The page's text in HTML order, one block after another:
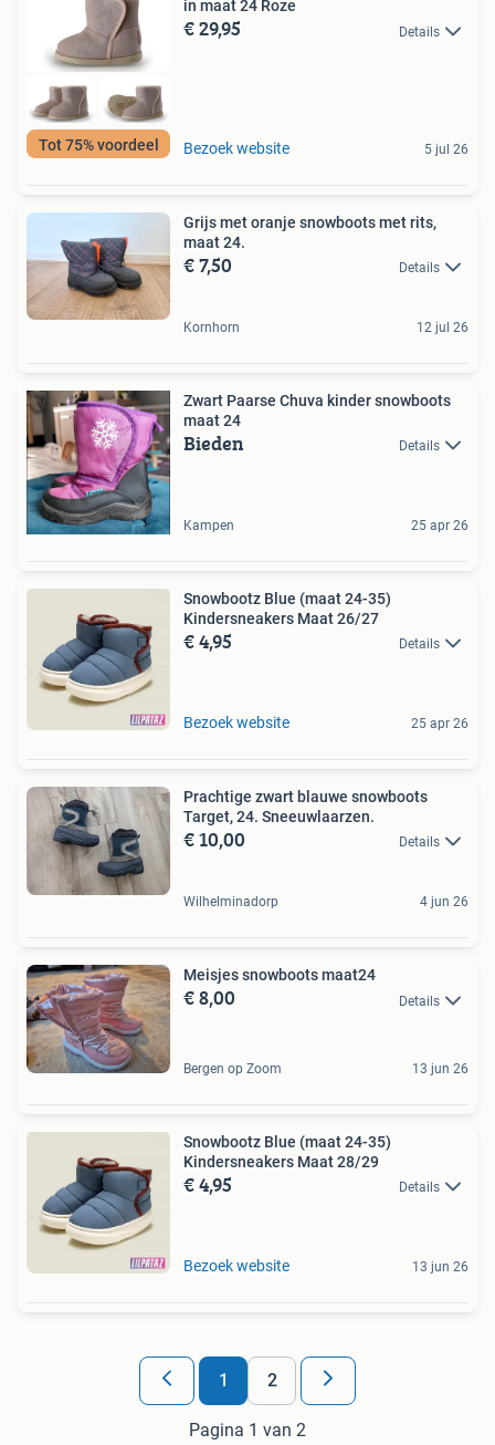
Tot 75% voordeel
in maat 24 Roze
€ 29,95 Details
Bezoek website 5 jul 26
Grijs met oranje snowboots met rits,
maat 24.
€ 7,50 Details
Kornhorn 12 jul 26
Zwart Paarse Chuva kinder snowboots
maat 24
Bieden Details
Kampen 25 apr 26
Snowbootz Blue (maat 24-35)
Kindersneakers Maat 26/27
€ 4,95 Details
Bezoek website 25 apr 26
Prachtige zwart blauwe snowboots
Target, 24. Sneeuwlaarzen.
€ 10,00 Details
Wilhelminadorp 4 jun 26
Meisjes snowboots maat24
€ 8,00 Details
Bergen op Zoom 13 jun 26
Snowbootz Blue (maat 24-35)
Kindersneakers Maat 28/29
€ 4,95 Details
Bezoek website 13 jun 26
1 2
Pagina 1 van 2